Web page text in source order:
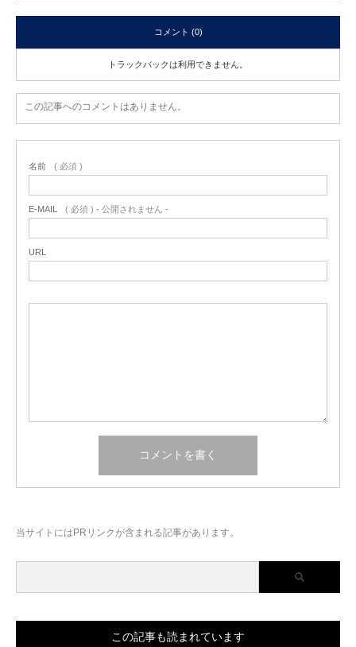
コメント (0)
トラックバックは利用できません。
この記事へのコメントはありません。
名前 ( 必須 )
E-MAIL ( 必須 ) - 公開されません -
URL
当サイトにはPRリンクが含まれる記事があります。
この記事も読まれています